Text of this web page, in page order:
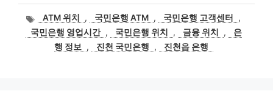
태
그
ATM 위치 , 국민은행 ATM , 국민은행 고객센터
,
국민은행 영업시간 , 국민은행 위치 , 금융 위치 ,
은
행 정보
, 진천 국민은행 , 진천읍 은행